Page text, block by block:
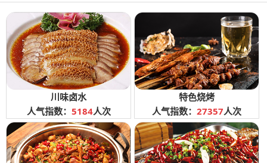
川味卤水
人气指数： 5184人次
特色烧烤
人气指数：27357人次